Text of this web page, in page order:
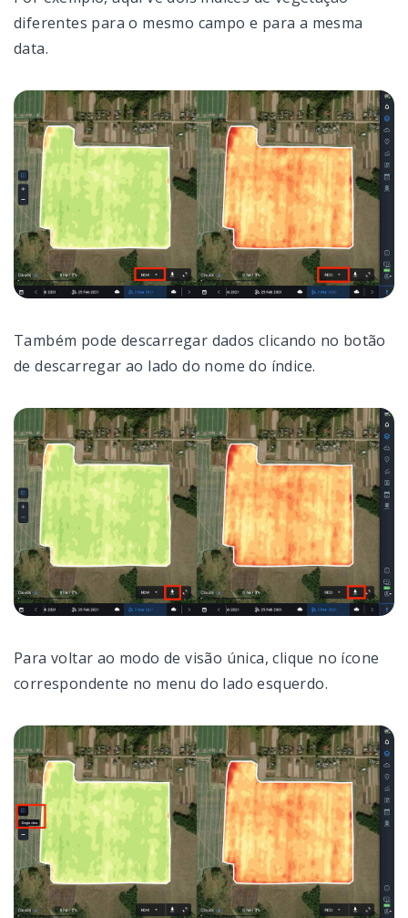
diferentes para o mesmo campo e para a mesma
data.
Também pode descarregar dados clicando no botão
de descarregar ao lado do nome do índice.
Para voltar ao modo de visão única, clique no ícone
correspondente no menu do lado esquerdo.